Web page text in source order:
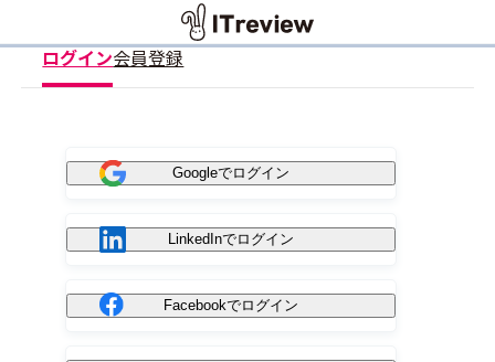
ログイン会員登録
Googleでログイン
LinkedInでログイン
Facebookでログイン